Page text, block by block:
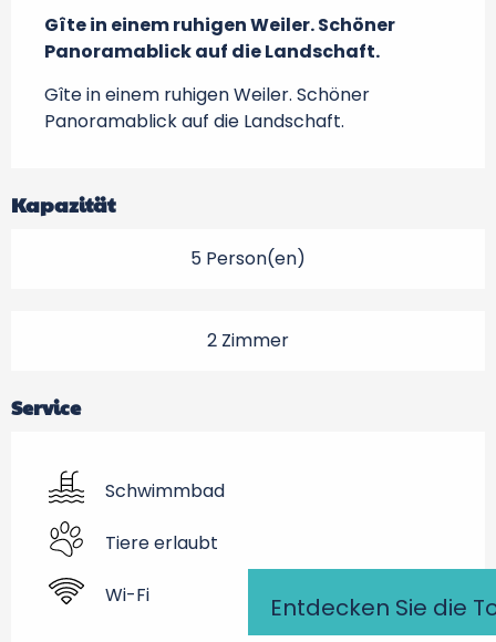
Entdecken Sie die
Gîte in einem ruhigen Weiler. Schöner
Panoramablick auf die Landschaft.
Gîte in einem ruhigen Weiler. Schöner
Panoramablick auf die Landschaft.
Kapazität
5 Person(en)
2 Zimmer
Service
Schwimmbad
Tiere erlaubt
Wi-Fi